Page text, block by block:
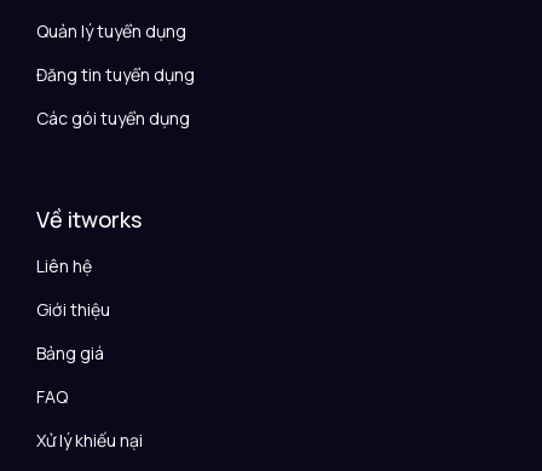
Quản lý tuyển dụng
Đăng tin tuyển dụng
Các gói tuyển dụng
Về itworks
Liên hệ
Giới thiệu
Bảng giá
FAQ
Xử lý khiếu nại